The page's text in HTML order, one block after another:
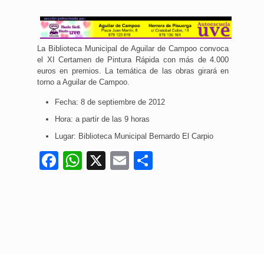
La Biblioteca Municipal de Aguilar de Campoo convoca
el XI Certamen de Pintura Rápida con más de 4.000
euros en premios. La temática de las obras girará en
torno a Aguilar de Campoo.
Fecha: 8 de septiembre de 2012
Hora: a partir de las 9 horas
Lugar: Biblioteca Municipal Bernardo El Carpio
Facebook
WhatsApp
X Email